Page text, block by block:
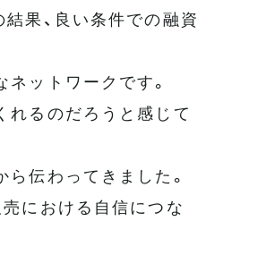
果、良い条件での融資
ットワークです。
れるのだろうと感じて
伝わってきました。
における自信につな